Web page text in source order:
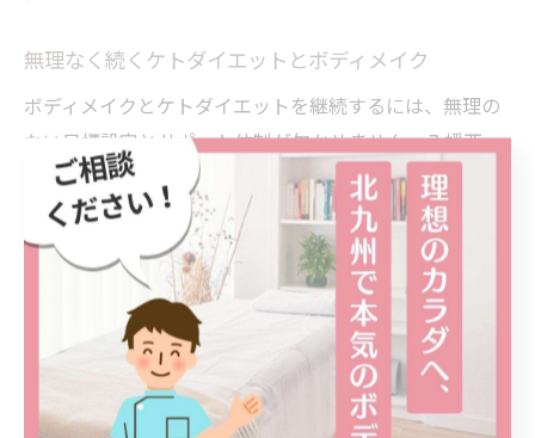
無理なく続くケトダイエットとボディメイク
ボディメイクとケトダイエットを継続するには、無理の
ない目標設定とサポート体制が欠かせません。八幡西
区・八幡東区のパーソナルジムや整骨院では、個々のラ
イフスタイルに合わせたプラン作成や、定期的なカウン
セリングを行っています。
モチベーション維持のためには、体重や体型の変化を写
真や数値で記録したり、トレーナーや仲間と成果を共有
する方法が有効です。また、体調の変化や悩みについて
も気軽に相談できる環境が整っているため、挫折しにく